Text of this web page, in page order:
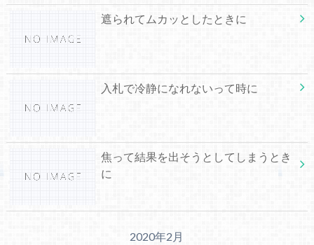
遮られてムカッとしたときに
入札で冷静になれないって時に
焦って結果を出そうとしてしまうとき
に
2020年2月